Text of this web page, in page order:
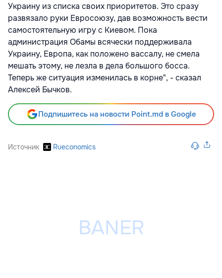
Украину из списка своих приоритетов. Это сразу
развязало руки Евросоюзу, дав возможность вести
самостоятельную игру с Киевом. Пока
администрация Обамы всячески поддерживала
Украину, Европа, как положено вассалу, не смела
мешать этому, не лезла в дела большого босса.
Теперь же ситуация изменилась в корне", - сказал
Алексей Бычков.
Подпишитесь на новости Point.md в Google
Источник Rueconomics